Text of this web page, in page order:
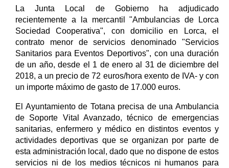
La Junta Local de Gobierno ha adjudicado
recientemente a la mercantil "Ambulancias de Lorca
Sociedad Cooperativa", con domicilio en Lorca, el
contrato menor de servicios denominado "Servicios
Sanitarios para Eventos Deportivos", con una duración
de un año, desde el 1 de enero al 31 de diciembre del
2018, a un precio de 72 euros/hora exento de IVA- y con
un importe máximo de gasto de 17.000 euros.
El Ayuntamiento de Totana precisa de una Ambulancia
de Soporte Vital Avanzado, técnico de emergencias
sanitarias, enfermero y médico en distintos eventos y
actividades deportivas que se organizan por parte de
esta administración local, dado que no dispone de estos
servicios ni de los medios técnicos ni humanos para